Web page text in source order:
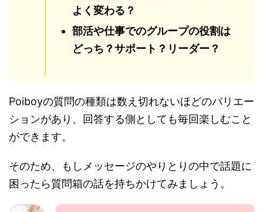
よく変わる？
部活や仕事でのグループの役割は
どっち？サポート？リーダー？
Poiboyの質問の種類は数え切れないほどのバリエー
ションがあり、回答する側としても毎回楽しむこと
ができます。
そのため、もしメッセージのやりとりの中で話題に
困ったら質問箱の話を持ちかけてみましょう。